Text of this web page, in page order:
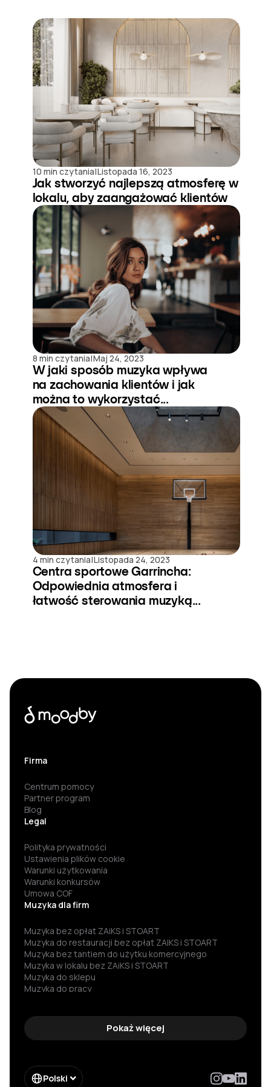
10 min czytania|Listopada 16, 2023
Jak stworzyć najlepszą atmosferę w
lokalu, aby zaangażować klientów
8 min czytania|Maj 24, 2023
W jaki sposób muzyka wpływa
na zachowania klientów i jak
można to wykorzystać...
4 min czytania|Listopada 24, 2023
Centra sportowe Garrincha:
Odpowiednia atmosfera i
łatwość sterowania muzyką...
Firma
Centrum pomocy
Partner program
Blog
Legal
Polityka prywatności
Ustawienia plików cookie
Warunki użytkowania
Warunki konkursów
Umowa COF
Muzyka dla firm
Muzyka bez opłat ZAiKS i STOART
Muzyka do restauracji bez opłat ZAIKS i STOART
Muzyka bez tantiem do użytku komercyjnego
Muzyka w lokalu bez ZAiKS i STOART
Muzyka do sklepu
Muzyka do pracy
Darmowa muzyka do słuchania
Muzyka bez praw autorskich
Darmowa muzyka dla firm
Legalna muzyka do publicznego odtwarzania
Pokaż więcej
Polski